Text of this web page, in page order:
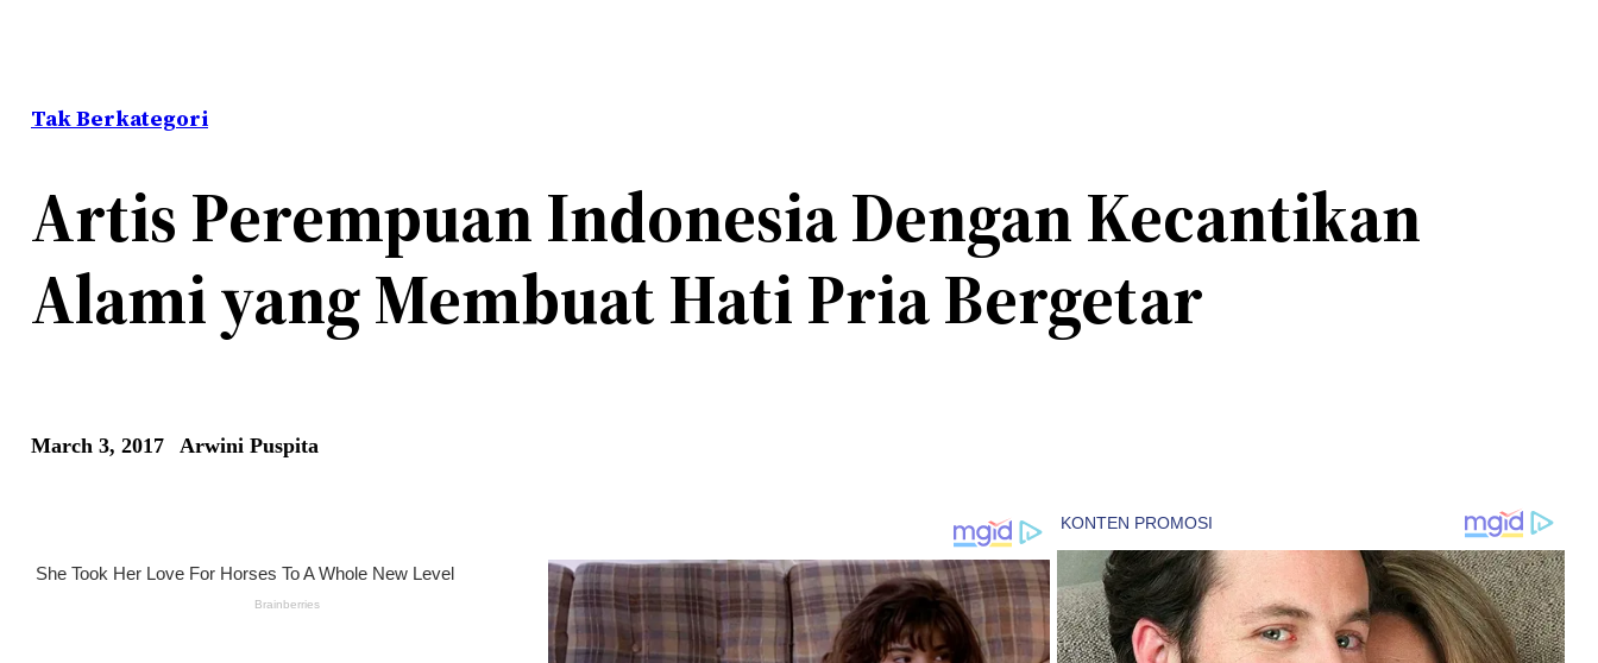
Tak Berkategori
Artis Perempuan Indonesia Dengan Kecantikan
Alami yang Membuat Hati Pria Bergetar
March 3, 2017 Arwini Puspita